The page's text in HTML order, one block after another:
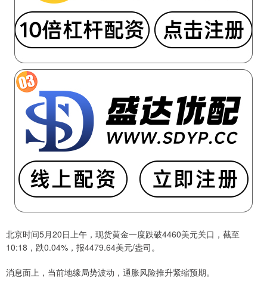
北京时间5月20日上午，现货黄金一度跌破4460美元关口，截至
10:18，跌0.04%，报4479.64美元/盎司。
消息面上，当前地缘局势波动，通胀风险推升紧缩预期。